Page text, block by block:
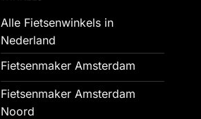
Alle Fietsenwinkels in
Nederland
Fietsenmaker Amsterdam
Fietsenmaker Amsterdam
Noord